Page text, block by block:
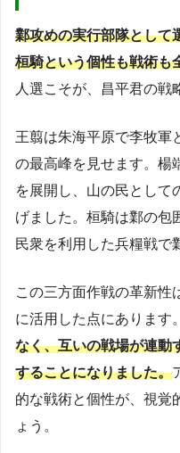
鄴攻めの実行部隊として
桓騎という個性も戦術も
人選こそが、昌平君の戦
王翦は朱海平原で李牧軍
の最高峰を見せます。楊
を展開し、山の民として
げました。桓騎は鄴の包
民衆を利用した兵糧戦で
この三方面作戦の革新性
に活用した点にあります。
なく、互いの戦場が連動
することになりました。
的な戦術と個性が、視覚
ょう。